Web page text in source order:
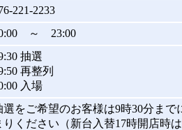
221-2233
～ 23:00
抽選
再整列
入場
選をご希望のお客様は9時30分ま
りください（新台入替17時開店時